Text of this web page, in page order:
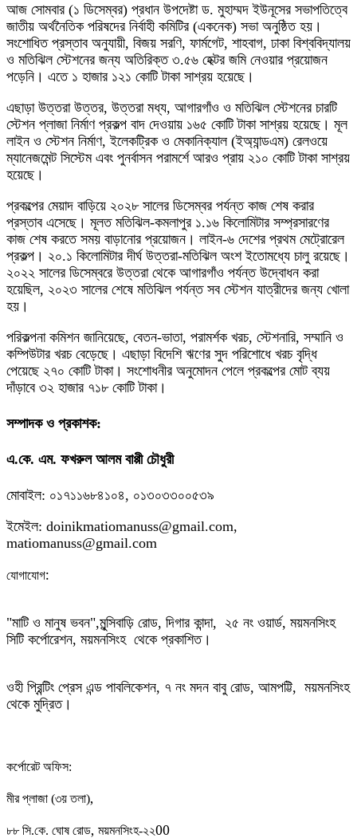
আজ সোমবার (১ ডিসেম্বর) প্রধান উপদেষ্টা ড. মুহাম্মদ ইউনূসের সভাপতিত্বে
জাতীয় অর্থনৈতিক পরিষদের নির্বাহী কমিটির (একনেক) সভা অনুষ্ঠিত হয়।
সংশোধিত প্রস্তাব অনুযায়ী, বিজয় সরণি, ফার্মগেট, শাহবাগ, ঢাকা বিশ্ববিদ্যালয়
ও মতিঝিল স্টেশনের জন্য অতিরিক্ত ৩.৫৬ হেক্টর জমি নেওয়ার প্রয়োজন
পড়েনি। এতে ১ হাজার ১২১ কোটি টাকা সাশ্রয় হয়েছে।
এছাড়া উত্তরা উত্তর, উত্তরা মধ্য, আগারগাঁও ও মতিঝিল স্টেশনের চারটি
স্টেশন প্লাজা নির্মাণ প্রকল্প বাদ দেওয়ায় ১৬৫ কোটি টাকা সাশ্রয় হয়েছে। মূল
লাইন ও স্টেশন নির্মাণ, ইলেকট্রিক ও মেকানিক্যাল (ইঅ্যান্ডএম) রেলওয়ে
ম্যানেজমেন্ট সিস্টেম এবং পুনর্বাসন পরামর্শে আরও প্রায় ২১০ কোটি টাকা সাশ্রয়
হয়েছে।
প্রকল্পের মেয়াদ বাড়িয়ে ২০২৮ সালের ডিসেম্বর পর্যন্ত কাজ শেষ করার
প্রস্তাব এসেছে। মূলত মতিঝিল-কমলাপুর ১.১৬ কিলোমিটার সম্প্রসারণের
কাজ শেষ করতে সময় বাড়ানোর প্রয়োজন। লাইন-৬ দেশের প্রথম মেট্রোরেল
প্রকল্প। ২০.১ কিলোমিটার দীর্ঘ উত্তরা-মতিঝিল অংশ ইতোমধ্যে চালু রয়েছে।
২০২২ সালের ডিসেম্বরে উত্তরা থেকে আগারগাঁও পর্যন্ত উদ্বোধন করা
হয়েছিল, ২০২৩ সালের শেষে মতিঝিল পর্যন্ত সব স্টেশন যাত্রীদের জন্য খোলা
হয়।
পরিকল্পনা কমিশন জানিয়েছে, বেতন-ভাতা, পরামর্শক খরচ, স্টেশনারি, সম্মানি ও
কম্পিউটার খরচ বেড়েছে। এছাড়া বিদেশি ঋণের সুদ পরিশোধে খরচ বৃদ্ধি
পেয়েছে ২৭০ কোটি টাকা। সংশোধনীর অনুমোদন পেলে প্রকল্পের মোট ব্যয়
দাঁড়াবে ৩২ হাজার ৭১৮ কোটি টাকা।
সম্পাদক ও প্রকাশক:
এ.কে. এম. ফখরুল আলম বাপ্পী চৌধুরী
মোবাইল: ০১৭১১৬৮৪১০৪, ০১৩০৩৩০০৫৩৯
ইমেইল: doinikmatiomanuss@gmail.com,
matiomanuss@gmail.com
যোগাযোগ:
"মাটি ও মানুষ ভবন",মুন্সিবাড়ি রোড, দিগার কান্দা, ২৫ নং ওয়ার্ড, ময়মনসিংহ
সিটি কর্পোরেশন, ময়মনসিংহ থেকে প্রকাশিত।
ওহী প্রিন্টিং প্রেস এন্ড পাবলিকেশন, ৭ নং মদন বাবু রোড, আমপট্টি, ময়মনসিংহ
থেকে মুদ্রিত।
কর্পোরেট অফিস:
মীর প্লাজা (৩য় তলা),
৮৮ সি.কে. ঘোষ রোড, ময়মনসিংহ-২২00